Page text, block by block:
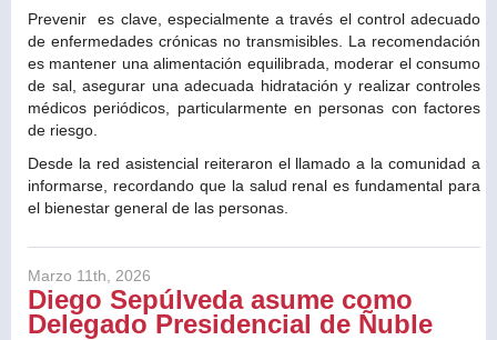
Prevenir es clave, especialmente a través el control adecuado
de enfermedades crónicas no transmisibles. La recomendación
es mantener una alimentación equilibrada, moderar el consumo
de sal, asegurar una adecuada hidratación y realizar controles
médicos periódicos, particularmente en personas con factores
de riesgo.
Desde la red asistencial reiteraron el llamado a la comunidad a
informarse, recordando que la salud renal es fundamental para
el bienestar general de las personas.
Marzo 11th, 2026
Diego Sepúlveda asume como
Delegado Presidencial de Ñuble